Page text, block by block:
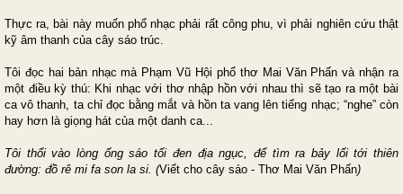
Thực ra, bài này muốn phổ nhạc phải rất công phu, vì phải nghiên cứu thật
kỹ âm thanh của cây sáo trúc.
Tôi đọc hai bản nhạc mà Phạm Vũ Hội phổ thơ Mai Văn Phấn và nhận ra
một điều kỳ thú: Khi nhạc với thơ nhập hồn với nhau thì sẽ tạo ra một bài
ca vô thanh, ta chỉ đọc bằng mắt và hồn ta vang lên tiếng nhạc; “nghe” còn
hay hơn là giọng hát của một danh ca...
Tôi thổi vào lòng ống sáo tối đen địa ngục, để tìm ra bảy lối tới thiên
đường: đồ rê mi fa son la si. (Viết cho cây sáo - Thơ Mai Văn Phấn)